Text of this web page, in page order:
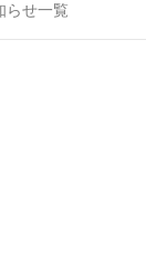
らせ一覧